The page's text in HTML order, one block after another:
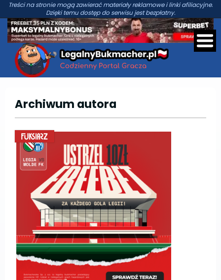
Treści na stronie mogą zawierać materiały reklamowe i linki afiliacyjne.
Dzięki temu dostęp do serwisu jest bezpłatny.
Archiwum autora